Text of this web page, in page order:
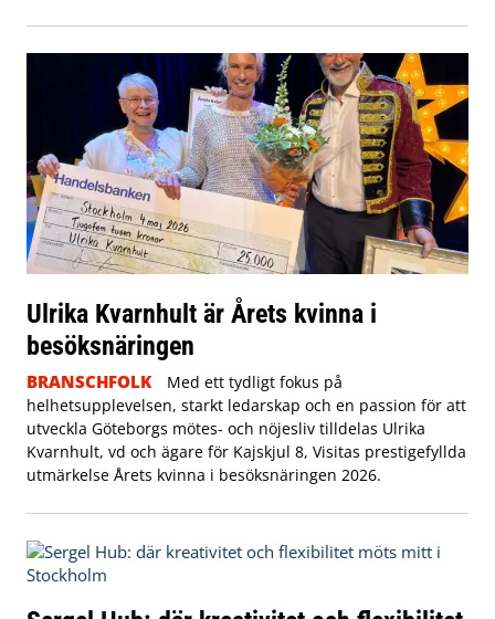
Ulrika Kvarnhult är Årets kvinna i
besöksnäringen
BRANSCHFOLK
Med ett tydligt fokus på
helhetsupplevelsen, starkt ledarskap och en passion för att
utveckla Göteborgs mötes- och nöjesliv tilldelas Ulrika
Kvarnhult, vd och ägare för Kajskjul 8, Visitas prestigefyllda
utmärkelse Årets kvinna i besöksnäringen 2026.